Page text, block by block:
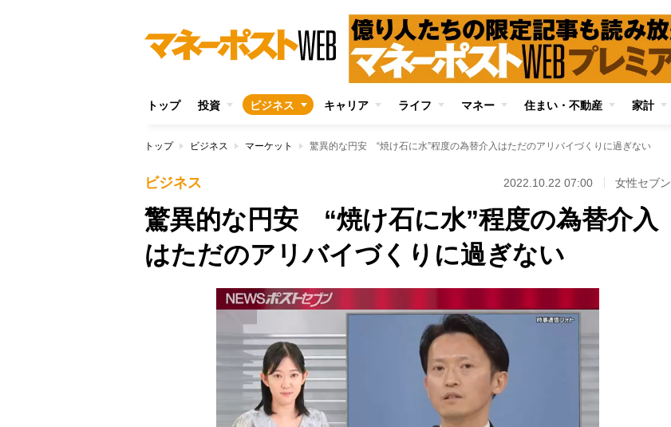
トップ 投資 ビジネス キャリア ライフ マネー 住まい・不動産 家計
トップ ビジネス マーケット 驚異的な円安 “焼け石に水”程度の為替介入はただのアリバイづくりに過ぎない
ビジネス 2022.10.22 07:00 女性セブン
驚異的な円安 “焼け石に水”程度の為替介入
はただのアリバイづくりに過ぎない